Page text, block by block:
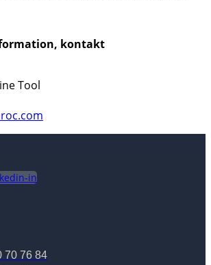
kontakt
Tool
in
70 76 84